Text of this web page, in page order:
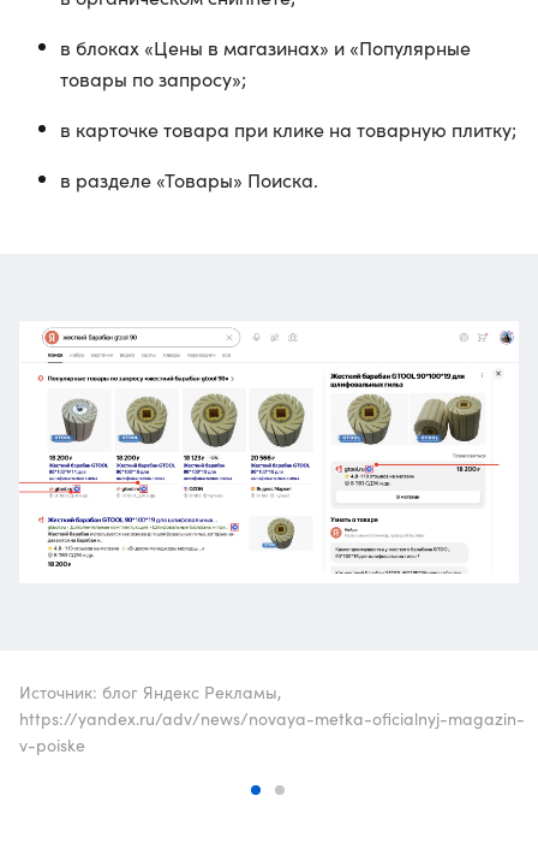
в блоках «Цены в магазинах» и «Популярные
товары по запросу»;
в карточке товара при клике на товарную плитку;
в разделе «Товары» Поиска.
Источник: блог Яндекс Рекламы,
https://yandex.ru/adv/news/novaya-metka-oficialnyj-magazin-
v-poiske